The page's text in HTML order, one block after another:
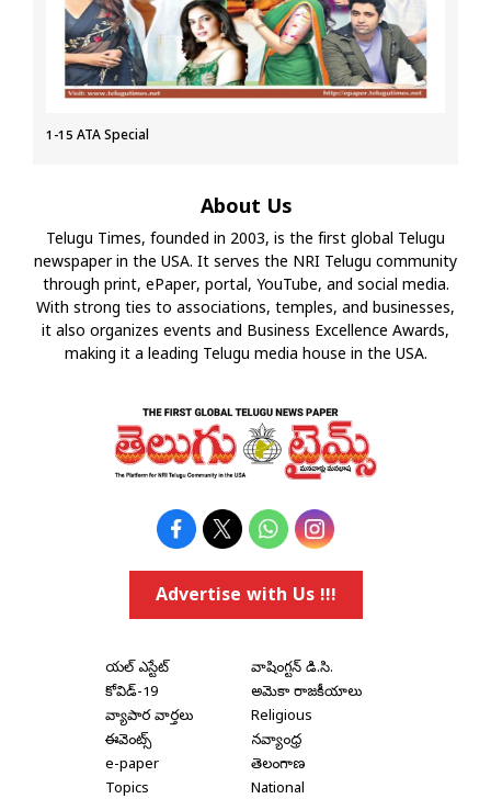
1-15 ATA Special
About Us
Telugu Times, founded in 2003, is the first global Telugu
newspaper in the USA. It serves the NRI Telugu community
through print, ePaper, portal, YouTube, and social media.
With strong ties to associations, temples, and businesses,
it also organizes events and Business Excellence Awards,
making it a leading Telugu media house in the USA.
Advertise with Us !!!
రియల్ ఎస్టేట్
కోవిడ్-19
వ్యాపార వార్తలు
ఈవెంట్స్
e-paper
Topics
వాషింగ్టన్ డి.సి.
అమెరికా రాజకీయాలు
Religious
నవ్యాంధ్ర
తెలంగాణ
National